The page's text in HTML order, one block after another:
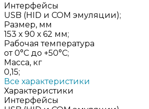
Интерфейсы
USB (HID и COM эмуляции);
Размер, мм
153 х 90 х 62 мм;
Рабочая температура
от 0°C до +50°C;
Масса, кг
0,15;
Все характеристики
Характеристики
Интерфейсы